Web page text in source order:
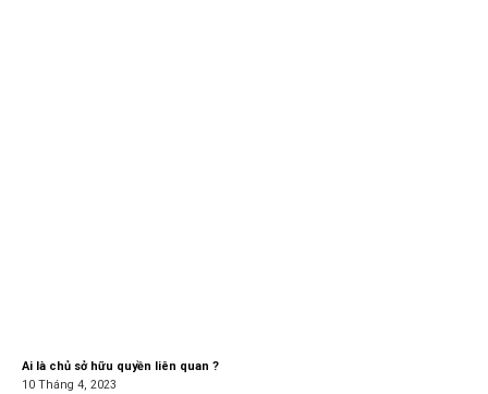
Ai là chủ sở hữu quyền liên quan ?
10 Tháng 4, 2023